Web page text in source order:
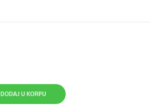
DODAJ U KORPU